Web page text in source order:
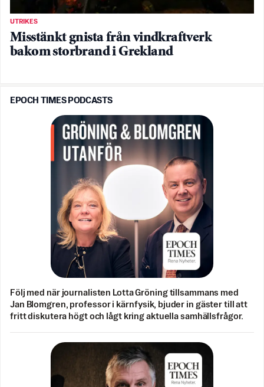
UTRIKES
Misstänkt gnista från vindkraftverk
bakom storbrand i Grekland
EPOCH TIMES PODCASTS
Följ med när journalisten Lotta Gröning tillsammans med
Jan Blomgren, professor i kärnfysik, bjuder in gäster till att
fritt diskutera högt och lågt kring aktuella samhällsfrågor.